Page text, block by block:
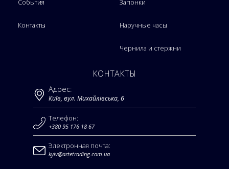
События
Контакты
Запонки
Наручные часы
Чернила и стержни
КОНТАКТЫ
Адрес:
Київ, вул. Михайлівська, 6
Телефон:
+380 95 176 18 67
Электронная почта:
kyiv@artetrading.com.ua